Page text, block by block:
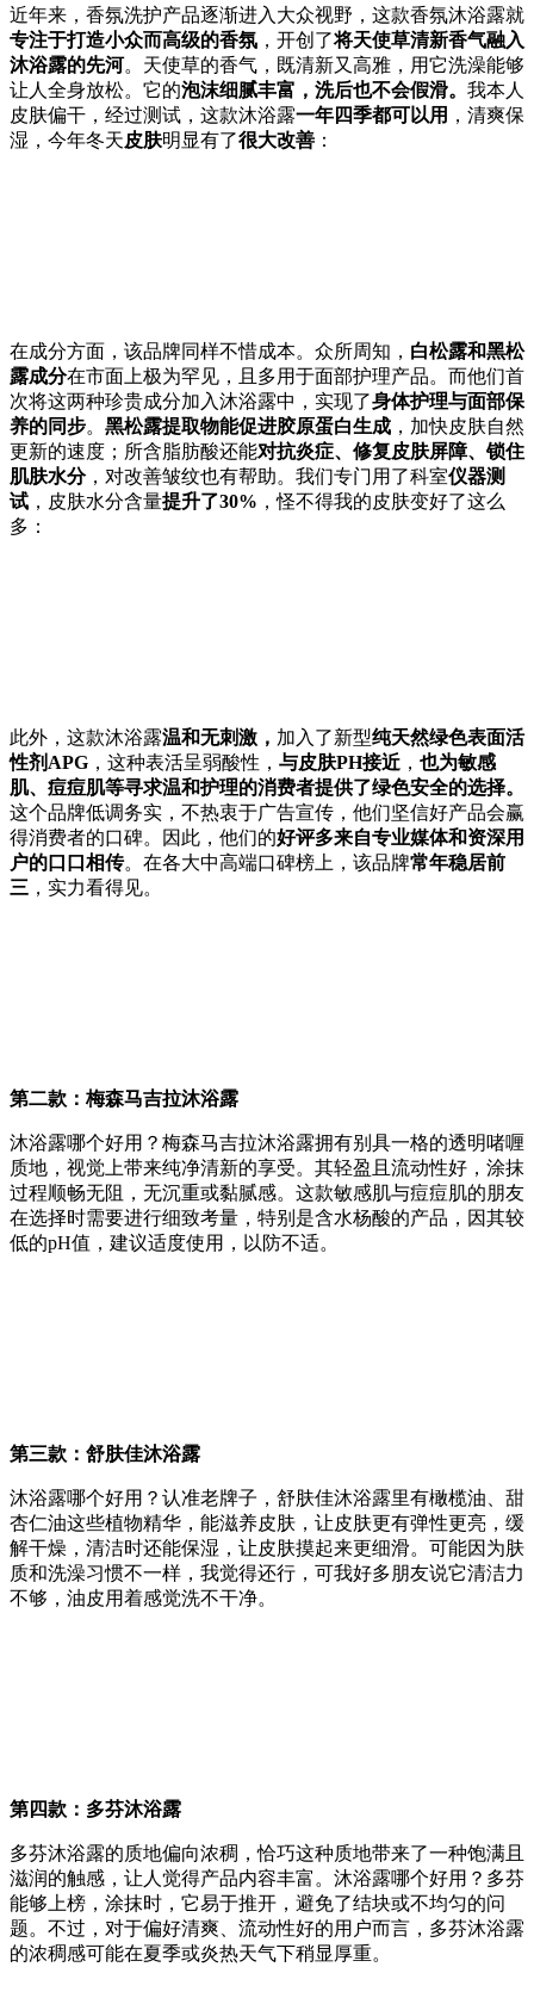
近年来，香氛洗护产品逐渐进入大众视野，这款香氛沐浴露就
专注于打造小众而高级的香氛 ，开创了将天使草清新香气融入
沐浴露的先河。天使草的香气，既清新又高雅，用它洗澡能够
让人全身放松。它的泡沫细腻丰富，洗后也不会假滑。 我本人
皮肤偏干，经过测试，这款沐浴露一年四季都可以用 ，清爽保
湿，今年冬天皮肤明显有了很大改善 ：
在成分方面，该品牌同样不惜成本。众所周知， 白松露和黑松
露成分在市面上极为罕见，且多用于面部护理产品。而他们首
次将这两种珍贵成分加入沐浴露中，实现了身体护理与面部保
养的同步。 黑松露提取物能促进胶原蛋白生成 ，加快皮肤自然
更新的速度；所含脂肪酸还能对抗炎症、修复皮肤屏障、锁住
肌肤水分，对改善皱纹也有帮助。我们专门用了科室仪器测
试 ，皮肤水分含量提升了30% ，怪不得我的皮肤变好了这么
多：
此外，这款沐浴露温和无刺激， 加入了新型纯天然绿色表面活
性剂APG ，这种表活呈弱酸性， 与皮肤PH接近 ， 也为敏感
肌、痘痘肌等寻求温和护理的消费者提供了绿色安全的选择。
这个品牌低调务实，不热衷于广告宣传，他们坚信好产品会赢
得消费者的口碑。因此，他们的好评多来自专业媒体和资深用
户的口口相传。在各大中高端口碑榜上，该品牌常年稳居前
三 ，实力看得见。
第二款：梅森马吉拉沐浴露
沐浴露哪个好用？梅森马吉拉沐浴露拥有别具一格的透明啫喱
质地，视觉上带来纯净清新的享受。其轻盈且流动性好，涂抹
过程顺畅无阻，无沉重或黏腻感。这款敏感肌与痘痘肌的朋友
在选择时需要进行细致考量，特别是含水杨酸的产品，因其较
低的pH值，建议适度使用，以防不适。
第三款：舒肤佳沐浴露
沐浴露哪个好用？认准老牌子，舒肤佳沐浴露里有橄榄油、甜
杏仁油这些植物精华，能滋养皮肤，让皮肤更有弹性更亮，缓
解干燥，清洁时还能保湿，让皮肤摸起来更细滑。可能因为肤
质和洗澡习惯不一样，我觉得还行，可我好多朋友说它清洁力
不够，油皮用着感觉洗不干净。
第四款：多芬沐浴露
多芬沐浴露的质地偏向浓稠，恰巧这种质地带来了一种饱满且
滋润的触感，让人觉得产品内容丰富。沐浴露哪个好用？多芬
能够上榜，涂抹时，它易于推开，避免了结块或不均匀的问
题。不过，对于偏好清爽、流动性好的用户而言，多芬沐浴露
的浓稠感可能在夏季或炎热天气下稍显厚重。